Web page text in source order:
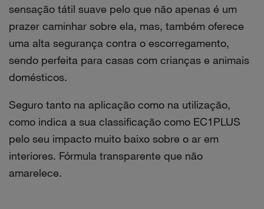
sensação tátil suave pelo que não apenas é um
prazer caminhar sobre ela, mas, também oferece
uma alta segurança contra o escorregamento,
sendo perfeita para casas com crianças e animais
domésticos.
Seguro tanto na aplicação como na utilização,
como indica a sua classificação como EC1PLUS
pelo seu impacto muito baixo sobre o ar em
interiores. Fórmula transparente que não
amarelece.